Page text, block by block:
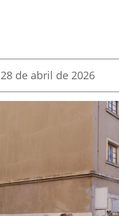
Fecha
la
28 de abril de 2026